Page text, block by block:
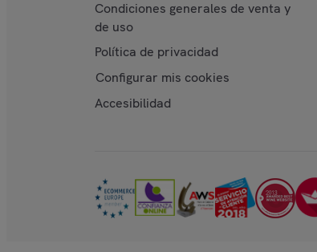
Condiciones generales de venta y
de uso
Política de privacidad
Configurar mis cookies
Accesibilidad